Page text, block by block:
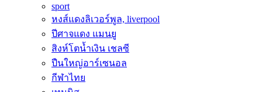
sport
หงส์แดงลิเวอร์พูล, liverpool
ปีศาจแดง แมนยู
สิงห์โตน้ำเงิน เชลซี
ปืนใหญ่อาร์เซนอล
กีฬาไทย